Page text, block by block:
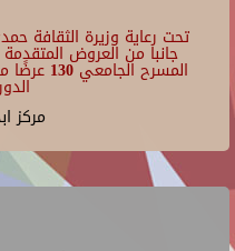
تحت رعاية وزيرة
جانبا من العروض
المسرح
مركز